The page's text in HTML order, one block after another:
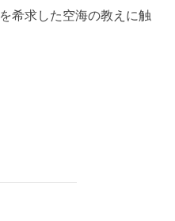
希求した空海の教えに触